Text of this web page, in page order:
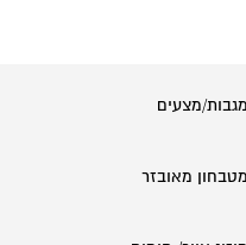
מגבות/מצעים
מטבחון מאובזר